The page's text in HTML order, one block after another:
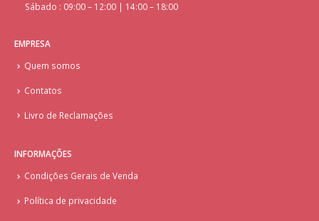
Sábado : 09:00 – 12:00 | 14:00 – 18:00
EMPRESA
Quem somos
Contatos
Livro de Reclamações
INFORMAÇÕES
Condições Gerais de Venda
Política de privacidade